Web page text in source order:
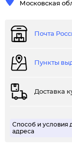
Московская
Почта
Пункты
Доставка
Способ и условия
адреса